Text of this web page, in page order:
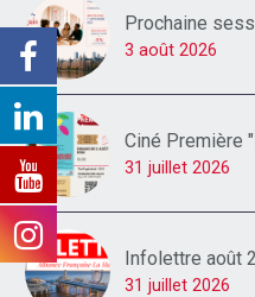
Prochaine
3 août 2026
Ciné Première
31 juillet 2026
Infolettre août
31 juillet 2026